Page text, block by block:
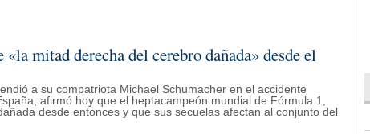
mitad derecha del cerebro dañada» desde el
a su compatriota Michael Schumacher en el accidente
afirmó hoy que el heptacampeón mundial de Fórmula 1,
desde entonces y que sus secuelas afectan al conjunto del